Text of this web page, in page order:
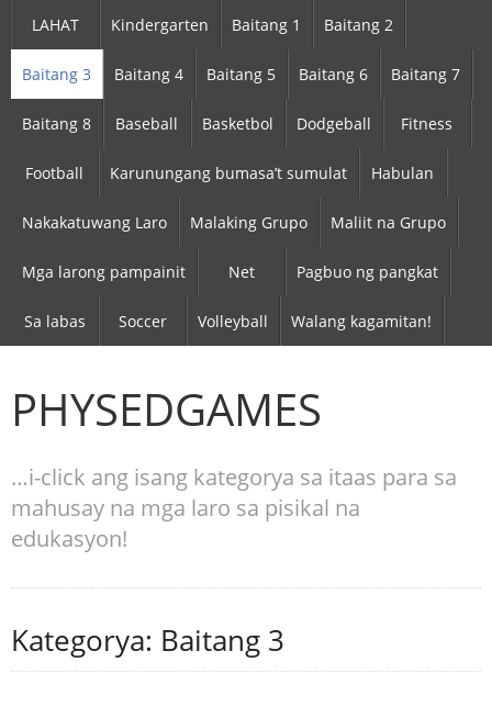
LAHAT Kindergarten Baitang 1 Baitang 2
Baitang 3 Baitang 4 Baitang 5 Baitang 6 Baitang 7
Baitang 8 Baseball Basketbol Dodgeball Fitness
Football Karunungang bumasa’t sumulat Habulan
Nakakatuwang Laro Malaking Grupo Maliit na Grupo
Mga larong pampainit Net Pagbuo ng pangkat
Sa labas Soccer Volleyball Walang kagamitan!
PHYSEDGAMES
…i-click ang isang kategorya sa itaas para sa
mahusay na mga laro sa pisikal na
edukasyon!
Kategorya: Baitang 3